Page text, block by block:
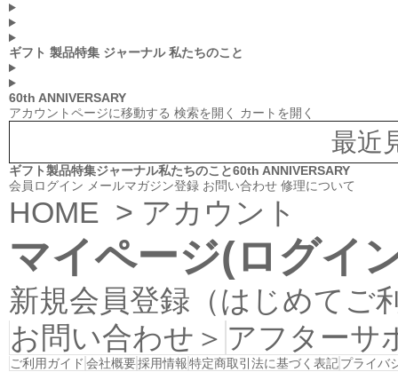
ギフト 製品特集 ジャーナル 私たちのこと
60th ANNIVERSARY
アカウントページに移動する 検索を開く カートを開く
最近
ギフト製品特集ジャーナル私たちのこと60th ANNIVERSARY
会員ログイン メールマガジン登録 お問い合わせ 修理について
HOME > アカウント
マイページ(ログイ
新規会員登録（はじめてご
お問い合わせ＞ アフターサ
ご利用ガイド 会社概要採用情報特定商取引法に基づく表記プライバ